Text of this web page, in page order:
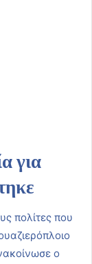
για
πολίτες που
ο